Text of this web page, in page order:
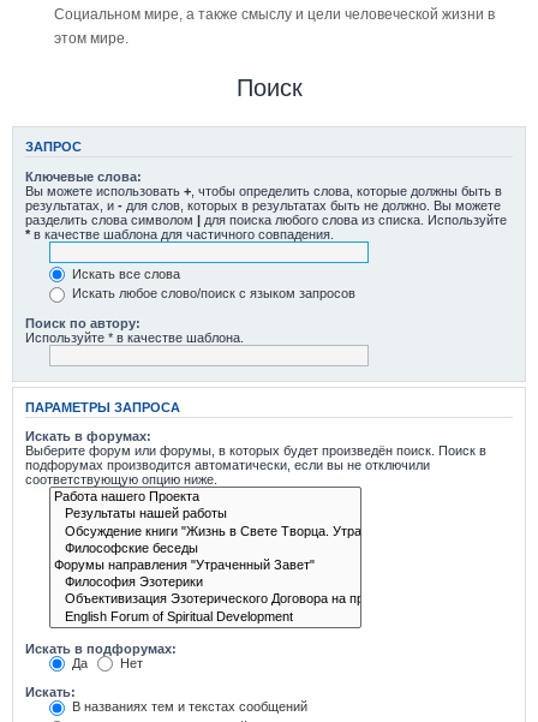
Социальном мире, а также смыслу и цели человеческой жизни в
этом мире.
Поиск
ЗАПРОС
Ключевые слова:
Вы можете использовать + , чтобы определить слова, которые должны быть в
результатах, и - для слов, которых в результатах быть не должно. Вы можете
разделить слова символом | для поиска любого слова из списка. Используйте
* в качестве шаблона для частичного совпадения.
Искать все слова
Искать любое слово/поиск с языком запросов
Поиск по автору:
Используйте * в качестве шаблона.
ПАРАМЕТРЫ ЗАПРОСА
Искать в форумах:
Выберите форум или форумы, в которых будет произведён поиск. Поиск в
подфорумах производится автоматически, если вы не отключили
соответствующую опцию ниже.
Искать в подфорумах:
Да
Нет
Искать:
В названиях тем и текстах сообщений